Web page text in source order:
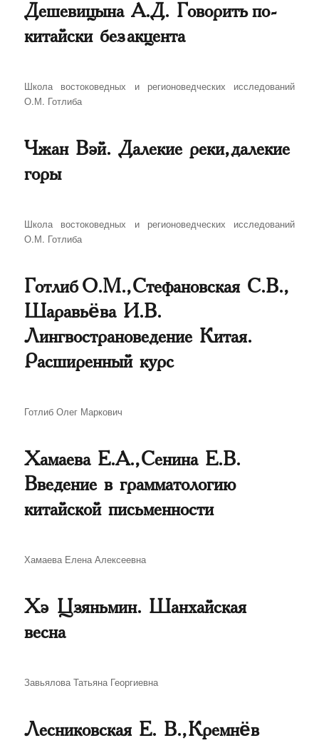
Дешевицына А.Д. Говорить по-
китайски без акцента
Автор
Школа востоковедных и регионоведческих исследований
О.М. Готлиба
Чжан Вэй. Далекие реки, далекие
горы
Автор
Школа востоковедных и регионоведческих исследований
О.М. Готлиба
Готлиб О.М., Стефановская С.В.,
Шаравьёва И.В.
Лингвострановедение Китая.
Расширенный курс
Автор
Готлиб Олег Маркович
Хамаева Е.А., Сенина Е.В.
Введение в грамматологию
китайской письменности
Автор
Хамаева Елена Алексеевна
Хэ Цзяньмин. Шанхайская
весна
Автор
Завьялова Татьяна Георгиевна
Лесниковская Е. В., Кремнёв